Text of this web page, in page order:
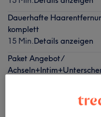
Dauerhafte
komplett
15 Min.Details anzeigen
Paket Angebot/
Herren Dauerhafte